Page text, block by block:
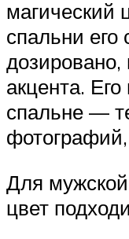
магический
спальни его
дозировано,
акцента.
спальне —
Для
цвет